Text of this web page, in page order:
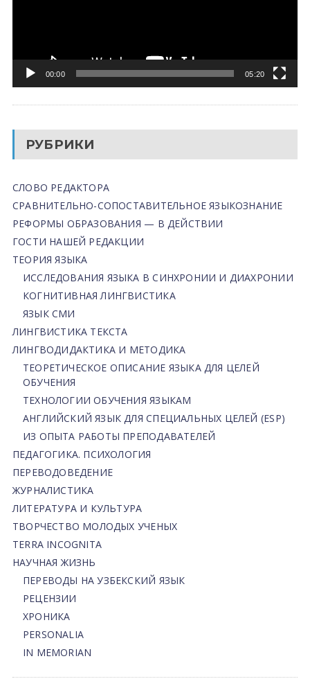
00:00 05:20
РУБРИКИ
СЛОВО РЕДАКТОРА
СРАВНИТЕЛЬНО-СОПОСТАВИТЕЛЬНОЕ ЯЗЫКОЗНАНИЕ
РЕФОРМЫ ОБРАЗОВАНИЯ — В ДЕЙСТВИИ
ГОСТИ НАШЕЙ РЕДАКЦИИ
ТЕОРИЯ ЯЗЫКА
ИССЛЕДОВАНИЯ ЯЗЫКА В СИНХРОНИИ И ДИАХРОНИИ
КОГНИТИВНАЯ ЛИНГВИСТИКА
ЯЗЫК СМИ
ЛИНГВИСТИКА ТЕКСТА
ЛИНГВОДИДАКТИКА И МЕТОДИКА
ТЕОРЕТИЧЕСКОЕ ОПИСАНИЕ ЯЗЫКА ДЛЯ ЦЕЛЕЙ
ОБУЧЕНИЯ
ТЕХНОЛОГИИ ОБУЧЕНИЯ ЯЗЫКАМ
АНГЛИЙСКИЙ ЯЗЫК ДЛЯ СПЕЦИАЛЬНЫХ ЦЕЛЕЙ (ESP)
ИЗ ОПЫТА РАБОТЫ ПРЕПОДАВАТЕЛЕЙ
ПЕДАГОГИКА. ПСИХОЛОГИЯ
ПЕРЕВОДОВЕДЕНИЕ
ЖУРНАЛИСТИКА
ЛИТЕРАТУРА И КУЛЬТУРА
ТВОРЧЕСТВО МОЛОДЫХ УЧЕНЫХ
TERRA INCOGNITA
НАУЧНАЯ ЖИЗНЬ
ПЕРЕВОДЫ НА УЗБЕКСКИЙ ЯЗЫК
РЕЦЕНЗИИ
ХРОНИКА
PERSONALIA
IN MEMORIAN